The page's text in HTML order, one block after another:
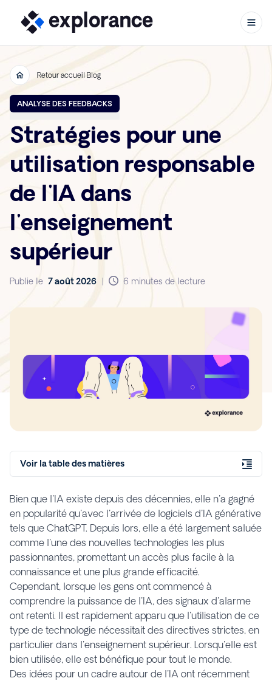
Aller au contenu
Retour accueil Blog
ANALYSE DES FEEDBACKS
Stratégies pour une
utilisation responsable
de l'IA dans
l'enseignement
supérieur
Publie le 7 août 2026 6 minutes de lecture
Voir la table des matières
Bien que l'IA existe depuis des décennies, elle n'a gagné
en popularité qu'avec l'arrivée de logiciels d'IA générative
tels que ChatGPT. Depuis lors, elle a été largement saluée
comme l'une des nouvelles technologies les plus
passionnantes, promettant un accès plus facile à la
connaissance et une plus grande efficacité.
Cependant, lorsque les gens ont commencé à
comprendre la puissance de l'IA, des signaux d'alarme
ont retenti. Il est rapidement apparu que l'utilisation de ce
type de technologie nécessitait des directives strictes, en
particulier dans l'enseignement supérieur. Lorsqu'elle est
bien utilisée, elle est bénéfique pour tout le monde.
Des idées pour un cadre autour de l'IA ont récemment